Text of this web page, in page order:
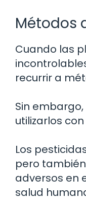
Métodos
Cuando las
recurrir a
Sin
utilizarlos
Los
pero
adversos en
salud